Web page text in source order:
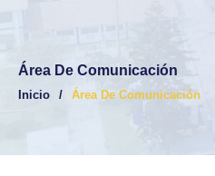
Área De Comunicación
Inicio Área De Comunicación